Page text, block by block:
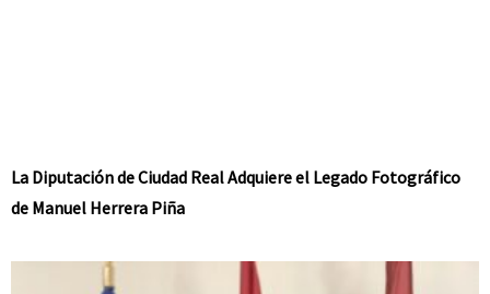
La Diputación de Ciudad Real Adquiere el Legado Fotográfico
de Manuel Herrera Piña